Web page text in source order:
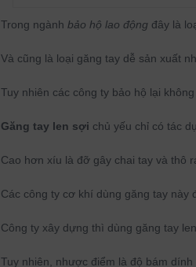
Trong ngành bảo hộ lao độngđây là
Và cũng là loại găng tay dễ sản xuất
Tuy nhiên các công ty bảo hộ lại
Găng tay len sợi chủ yếu chỉ có tác
Cao hơn xíu là đỡ gây chai tay và thô
Các công ty cơ khí dùng găng tay này
Công ty xây dựng thì dùng găng tay
Tuy nhiên, nhược điểm là độ bám